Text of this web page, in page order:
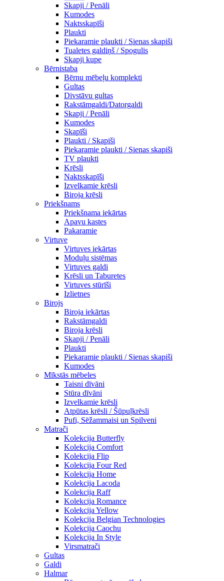
Skapji / Penāli
Kumodes
Naktsskapīši
Plaukti
Piekaramie plaukti / Sienas skapiši
Tualetes galdiņš / Spogulis
Skapji kupe
Bērnistaba
Bērnu mēbeļu komplekti
Gultas
Divstāvu gultas
Rakstāmgaldi/Datorgaldi
Skapji / Penāli
Kumodes
Skapīši
Plaukti / Skapiši
Piekaramie plaukti / Sienas skapiši
TV plaukti
Krēsli
Naktsskapīši
Izvelkamie krēsli
Biroja krēsli
Priekšnams
Priekšnama iekārtas
Apavu kastes
Pakaramie
Virtuve
Virtuves iekārtas
Moduļu sistēmas
Virtuves galdi
Krēsli un Taburetes
Virtuves stūrīši
Izlietnes
Birojs
Biroja iekārtas
Rakstāmgaldi
Biroja krēsli
Skapji / Penāli
Plaukti
Piekaramie plaukti / Sienas skapiši
Kumodes
Mīkstās mēbeles
Taisni dīvāni
Stūra dīvāni
Izvelkamie krēsli
Atpūtas krēsli / Šūpuļkrēsli
Pufi, Sēžammaisi un Spilveni
Matrači
Kolekcija Butterfly
Kolekcija Comfort
Kolekcija Flip
Kolekcija Four Red
Kolekcija Home
Kolekcija Lacoda
Kolekcija Raff
Kolekcija Romance
Kolekcija Yellow
Kolekcija Belgian Technologies
Kolekcija Caochu
Kolekcija In Style
Virsmatrači
Gultas
Galdi
Halmar